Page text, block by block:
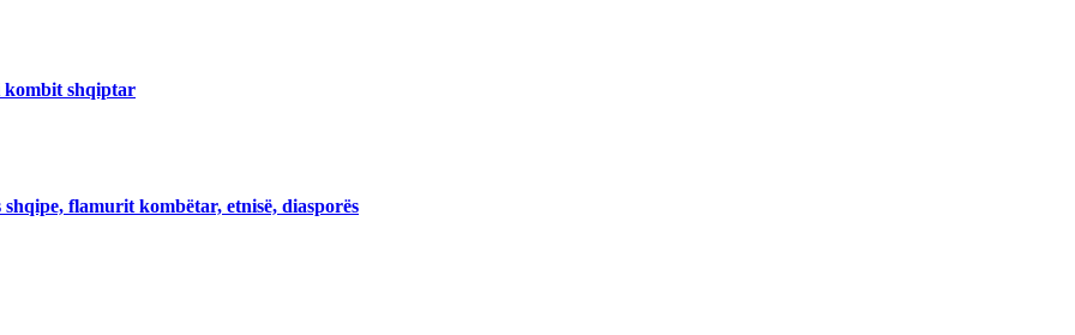
kombit shqiptar
flamurit kombëtar, etnisë, diasporës